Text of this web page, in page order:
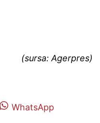
(sursa: Agerpres)
WhatsApp